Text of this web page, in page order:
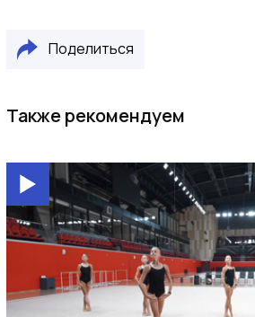
Поделиться
Также рекомендуем